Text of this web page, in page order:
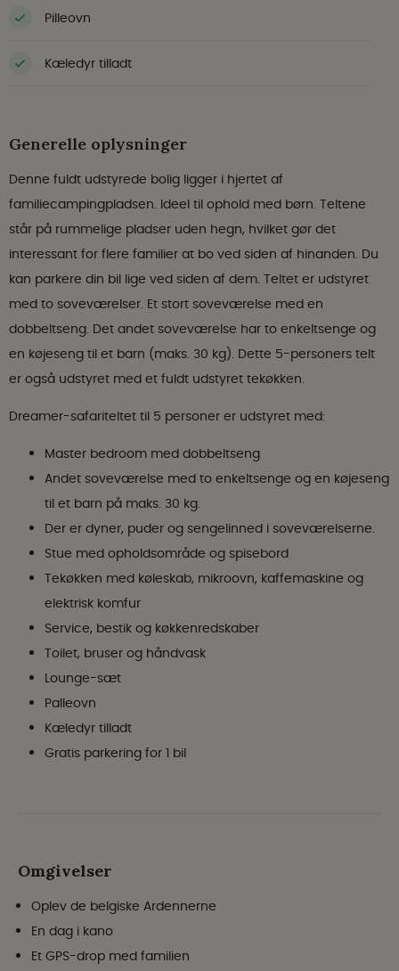
Pilleovn
Kæledyr tilladt
Generelle oplysninger
Denne fuldt udstyrede bolig ligger i hjertet af
familiecampingpladsen. Ideel til ophold med børn. Teltene
står på rummelige pladser uden hegn, hvilket gør det
interessant for flere familier at bo ved siden af hinanden. Du
kan parkere din bil lige ved siden af dem. Teltet er udstyret
med to soveværelser. Et stort soveværelse med en
dobbeltseng. Det andet soveværelse har to enkeltsenge og
en køjeseng til et barn (maks. 30 kg). Dette 5-personers telt
er også udstyret med et fuldt udstyret tekøkken.
Dreamer-safariteltet til 5 personer er udstyret med:
Master bedroom med dobbeltseng
Andet soveværelse med to enkeltsenge og en køjeseng
til et barn på maks. 30 kg.
Der er dyner, puder og sengelinned i soveværelserne.
Stue med opholdsområde og spisebord
Tekøkken med køleskab, mikroovn, kaffemaskine og
elektrisk komfur
Service, bestik og køkkenredskaber
Toilet, bruser og håndvask
Lounge-sæt
Palleovn
Kæledyr tilladt
Gratis parkering for 1 bil
Omgivelser
Oplev de belgiske Ardennerne
En dag i kano
Et GPS-drop med familien